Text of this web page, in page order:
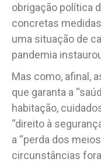
obrigação política
concretas
uma situação de
pandemia
Mas como, afinal,
que garanta a
habitação,
“direito à
a “perda dos
circunstâncias